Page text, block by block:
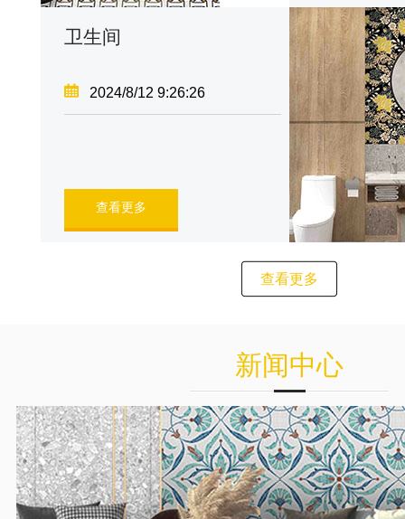
卫生间
2024/8/12 9:26:26
查看更多
查看更多
新闻中心